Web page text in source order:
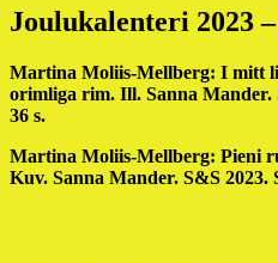
Joulukalenteri 2023
Martina Moliis-Mellberg: I mitt
orimliga rim. Ill. Sanna Mander.
36 s.
Martina Moliis-Mellberg: Pieni
Kuv. Sanna Mander. S&S 2023.